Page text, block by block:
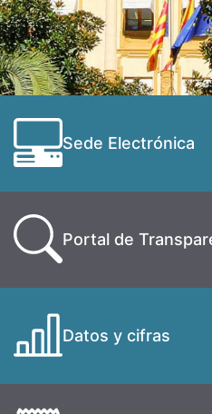
Sede Electrónica
Portal de
Datos y cifras